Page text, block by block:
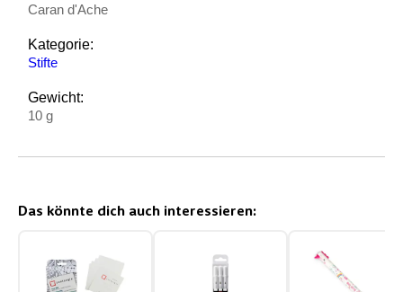
Caran d'Ache
Kategorie:
Stifte
Gewicht:
10 g
Das könnte dich auch interessieren: